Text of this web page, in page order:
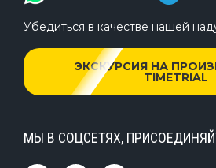
Убедиться в качестве нашей
ЭКСКУРСИЯ НА
TIMETRIAL
МЫ В СОЦСЕТЯХ,